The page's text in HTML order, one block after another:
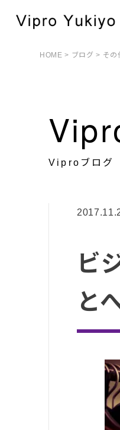
HOME > ブログ > その
Viproブログ
ビ
と